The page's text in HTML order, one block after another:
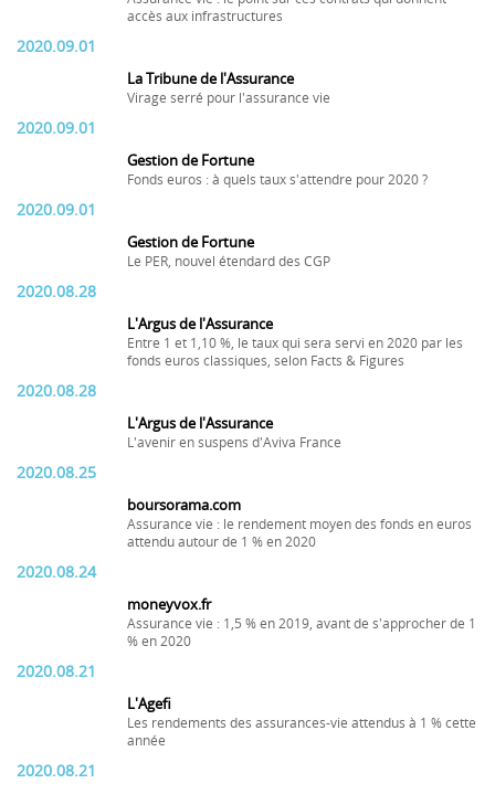
accès aux infrastructures
2020.09.01
La Tribune de l'Assurance
Virage serré pour l'assurance vie
2020.09.01
Gestion de Fortune
Fonds euros : à quels taux s'attendre pour 2020 ?
2020.09.01
Gestion de Fortune
Le PER, nouvel étendard des CGP
2020.08.28
L'Argus de l'Assurance
Entre 1 et 1,10 %, le taux qui sera servi en 2020 par les
fonds euros classiques, selon Facts & Figures
2020.08.28
L'Argus de l'Assurance
L'avenir en suspens d'Aviva France
2020.08.25
boursorama.com
Assurance vie : le rendement moyen des fonds en euros
attendu autour de 1 % en 2020
2020.08.24
moneyvox.fr
Assurance vie : 1,5 % en 2019, avant de s'approcher de 1
% en 2020
2020.08.21
L'Agefi
Les rendements des assurances-vie attendus à 1 % cette
année
2020.08.21